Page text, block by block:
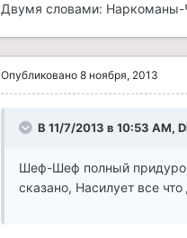
Двумя словами: Наркоманы-
Опубликовано 8 ноября, 2013
В 11/7/2013 в 10:53 AM,
Шеф-Шеф полный
сказано, Насилует все